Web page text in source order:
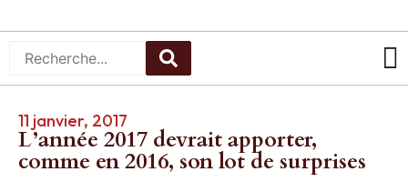
11 janvier, 2017
L’année 2017 devrait apporter,
comme en 2016, son lot de surprises